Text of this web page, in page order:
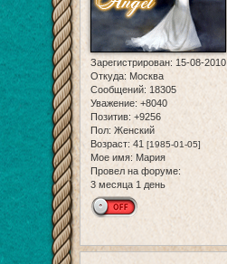
Зарегистрирован: 15-08-2010
Откуда: Москва
Сообщений: 18305
Уважение: +8040
Позитив: +9256
Пол: Женский
Возраст: 41[1985-01-05]
Мое имя: Мария
Провел на форуме:
3 месяца 1 день